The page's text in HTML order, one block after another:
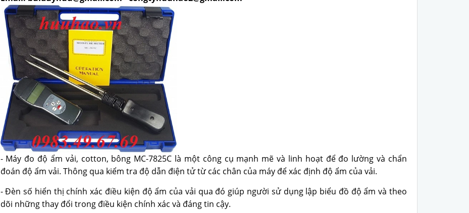
- Máy đo độ ẩm vải, cotton, bông MC-7825C là một công cụ mạnh mẽ và linh hoạt để đo lường và chẩn
đoán độ ẩm vải. Thông qua kiểm tra độ dẫn điện tử từ các chân của máy để xác định độ ẩm của vải.
- Đèn số hiển thị chính xác điều kiện độ ẩm của vải qua đó giúp người sử dụng lập biểu đồ độ ẩm và theo
dõi những thay đổi trong điều kiện chính xác và đáng tin cậy.